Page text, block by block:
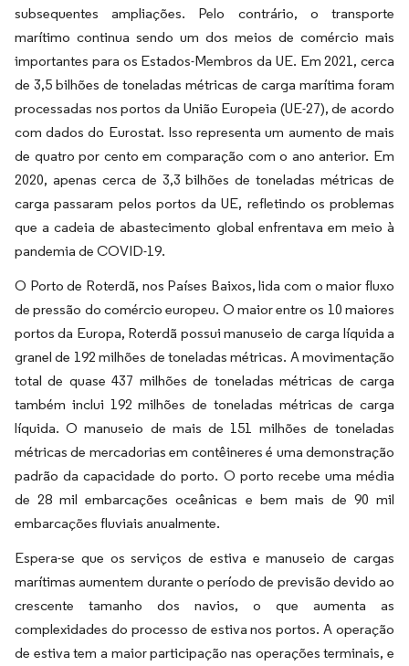
subsequentes ampliações. Pelo contrário, o transporte
marítimo continua sendo um dos meios de comércio mais
importantes para os Estados-Membros da UE. Em 2021, cerca
de 3,5 bilhões de toneladas métricas de carga marítima foram
processadas nos portos da União Europeia (UE-27), de acordo
com dados do Eurostat. Isso representa um aumento de mais
de quatro por cento em comparação com o ano anterior. Em
2020, apenas cerca de 3,3 bilhões de toneladas métricas de
carga passaram pelos portos da UE, refletindo os problemas
que a cadeia de abastecimento global enfrentava em meio à
pandemia de COVID-19.
O Porto de Roterdã, nos Países Baixos, lida com o maior fluxo
de pressão do comércio europeu. O maior entre os 10 maiores
portos da Europa, Roterdã possui manuseio de carga líquida a
granel de 192 milhões de toneladas métricas. A movimentação
total de quase 437 milhões de toneladas métricas de carga
também inclui 192 milhões de toneladas métricas de carga
líquida. O manuseio de mais de 151 milhões de toneladas
métricas de mercadorias em contêineres é uma demonstração
padrão da capacidade do porto. O porto recebe uma média
de 28 mil embarcações oceânicas e bem mais de 90 mil
embarcações fluviais anualmente.
Espera-se que os serviços de estiva e manuseio de cargas
marítimas aumentem durante o período de previsão devido ao
crescente tamanho dos navios, o que aumenta as
complexidades do processo de estiva nos portos. A operação
de estiva tem a maior participação nas operações terminais, e